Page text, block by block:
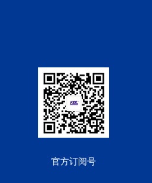
官方订阅号